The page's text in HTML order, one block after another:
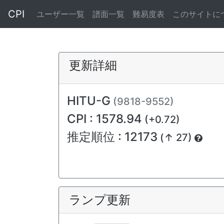
CPI ユーザー一覧 譜面一覧 難易度表 このサイトに
更新詳細
HITU-G (9818-9552)
CPI : 1578.94 (+0.72)
推定順位 : 12173 (↑ 27)
ランプ更新